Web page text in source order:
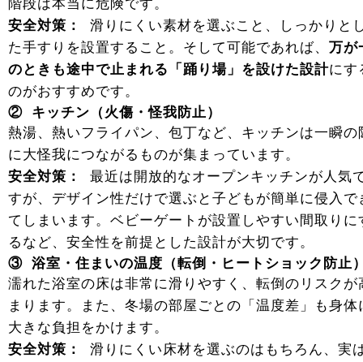
階段は本当に危険です。
安全対策：
滑りにくい素材を選ぶこと、しっかりと
た手すりを設置すること。そして可能であれば、 万が
のときも途中で止まれる「踊り場」を設けた設計にす
のがおすすめです。
② キッチン（火傷・怪我防止）
熱湯、熱いフライパン、包丁など、キッチンは一瞬の
に大怪我につながるものが集まっています。
安全対策：
最近は開放的なオープンキッチンが人気
すが、デザイン性だけで選ぶと子どもが簡単に侵入で
てしまいます。ベビーゲートが設置しやすい間取りに
るなど、安全性を前提とした設計が大切です。
③ 浴室・住まいの温度（転倒・ヒートショック防止
濡れた浴室の床は非常に滑りやすく、転倒のリスクが
まります。また、冬場の部屋ごとの「温度差」も身体
大きな負担をかけます。
安全対策：
滑りにくい床材を選ぶのはもちろん、実